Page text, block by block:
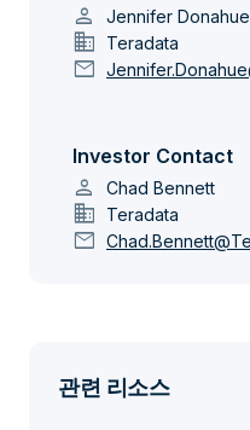
person Jennifer Donahue
domain Teradata
mail
Investor Contact
person Chad Bennett
domain Teradata
mail
관련 리소스